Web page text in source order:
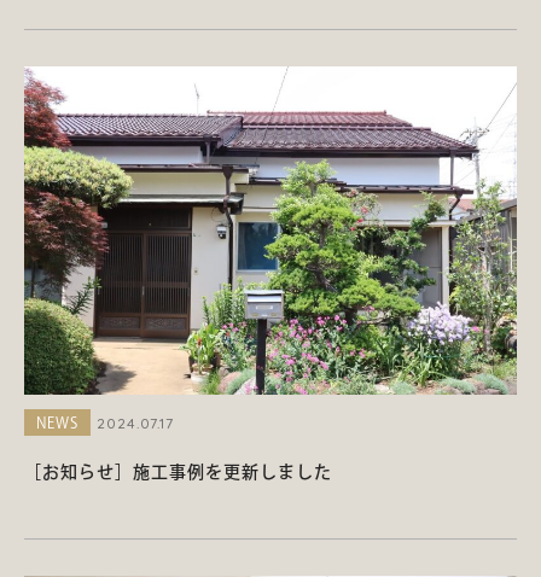
NEWS 2024.07.17
［お知らせ］施工事例を更新しました